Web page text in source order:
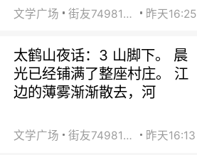
文学广场 街友74981146 昨天16:25
太鹤山夜话：3 山脚下。 晨
光已经铺满了整座村庄。 江
边的薄雾渐渐散去，河
文学广场 街友74981146 昨天16:13